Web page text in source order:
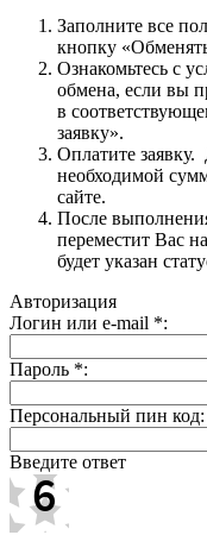
Заполните все
кнопку
Ознакомьтесь с
обмена, если вы
в
заявку».
Оплатите заявку.
необходимой
сайте.
После
переместит Вас
будет указан
Авторизация
Логин или e-mail *:
Пароль *:
Персональный пин код:
Введите ответ